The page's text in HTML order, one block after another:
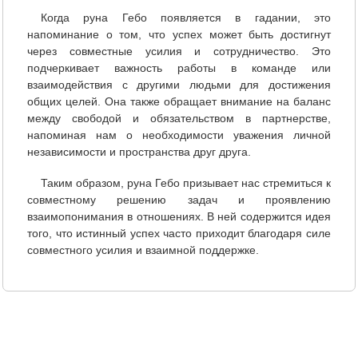
Когда руна Гебо появляется в гадании, это
напоминание о том, что успех может быть достигнут
через совместные усилия и сотрудничество. Это
подчеркивает важность работы в команде или
взаимодействия с другими людьми для достижения
общих целей. Она также обращает внимание на баланс
между свободой и обязательством в партнерстве,
напоминая нам о необходимости уважения личной
независимости и пространства друг друга.
Таким образом, руна Гебо призывает нас стремиться к
совместному решению задач и проявлению
взаимопонимания в отношениях. В ней содержится идея
того, что истинный успех часто приходит благодаря силе
совместного усилия и взаимной поддержке.